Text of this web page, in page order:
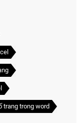
trang trong word